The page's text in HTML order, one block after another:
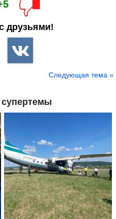
друзьями!
Следующая тема »